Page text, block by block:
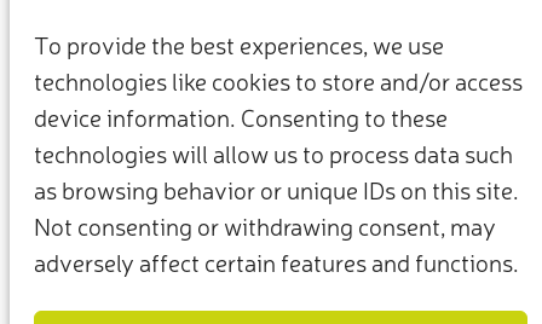
To provide the best experiences, we use
technologies like cookies to store and/or access
device information. Consenting to these
technologies will allow us to process data such
as browsing behavior or unique IDs on this site.
Not consenting or withdrawing consent, may
adversely affect certain features and functions.
až po to, ako sa staráme o planétu – môžu byť východiskom
pre udržateľnejšiu budúcnosť.
Začnite hneď